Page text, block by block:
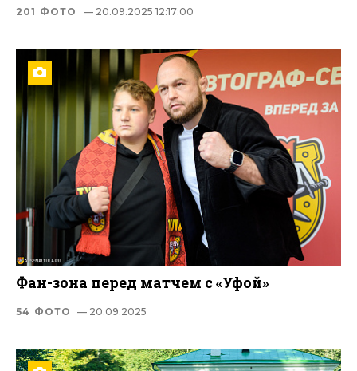
201 ФОТО — 20.09.2025 12:17:00
Фан-зона перед матчем с «Уфой»
54 ФОТО — 20.09.2025